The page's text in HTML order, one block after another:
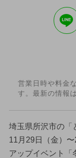
営業日時や料金
す。最新の情報
埼玉県所沢市の「
11月29日（金）
アップイベント「